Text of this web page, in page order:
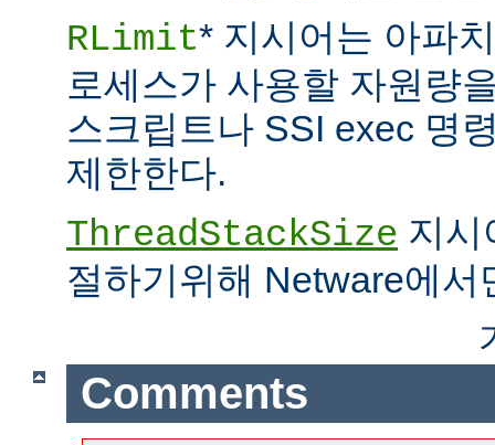
RLimit* 지시어는 아파
로세스가 사용할 자원량
스크립트나 SSI exec 명
제한한다.
ThreadStackSize 지시
절하기위해 Netware에서
Comments